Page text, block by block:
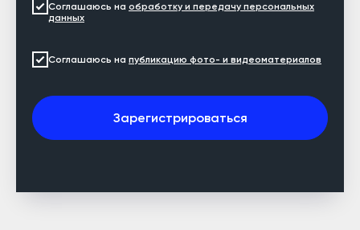
Соглашаюсь на обработку и передачу персональных
данных
Соглашаюсь на публикацию фото- и видеоматериалов
Зарегистрироваться